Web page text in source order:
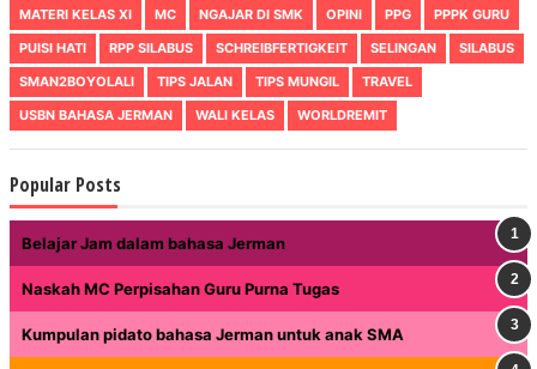
MATERI KELAS XI
MC NGAJAR DI SMK OPINI PPG
PPPK GURU
PUISI HATI
RPP SILABUS SCHREIBFERTIGKEIT SELINGAN
SILABUS
SMAN2BOYOLALI
TIPS JALAN TIPS MUNGIL
TRAVEL
USBN BAHASA JERMAN
WALI KELAS WORLDREMIT
Popular Posts
Belajar Jam dalam bahasa Jerman
Naskah MC Perpisahan Guru Purna Tugas
Kumpulan pidato bahasa Jerman untuk anak SMA